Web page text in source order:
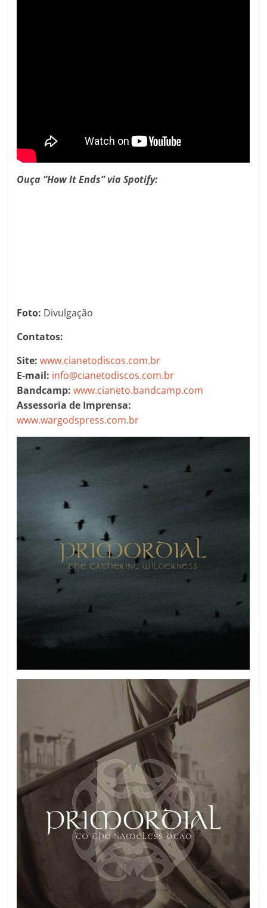
Ouça “How It Ends” via Spotify:
Foto: Divulgação
Contatos:
Site:www.cianetodiscos.com.br
E-mail: info@cianetodiscos.com.br
Bandcamp: www.cianeto.bandcamp.com
Assessoria de Imprensa:
www.wargodspress.com.br